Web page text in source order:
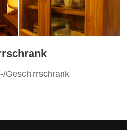
Vertikos
Geschirrschrank